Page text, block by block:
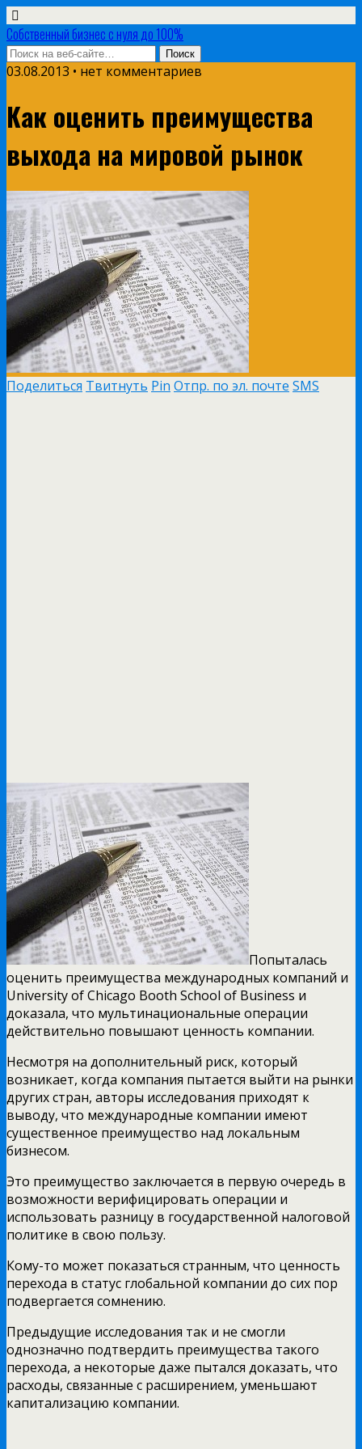
Собственный бизнес с нуля до 100%
03.08.2013 • нет комментариев
Как оценить преимущества
выхода на мировой рынок
Поделиться Твитнуть Pin Отпр. по эл. почте SMS
Попыталась
оценить преимущества международных компаний и
University of Chicago Booth School of Business и
доказала, что мультинациональные операции
действительно повышают ценность компании.
Несмотря на дополнительный риск, который
возникает, когда компания пытается выйти на рынки
других стран, авторы исследования приходят к
выводу, что международные компании имеют
существенное преимущество над локальным
бизнесом.
Это преимущество заключается в первую очередь в
возможности верифицировать операции и
использовать разницу в государственной налоговой
политике в свою пользу.
Кому-то может показаться странным, что ценность
перехода в статус глобальной компании до сих пор
подвергается сомнению.
Предыдущие исследования так и не смогли
однозначно подтвердить преимущества такого
перехода, а некоторые даже пытался доказать, что
расходы, связанные с расширением, уменьшают
капитализацию компании.